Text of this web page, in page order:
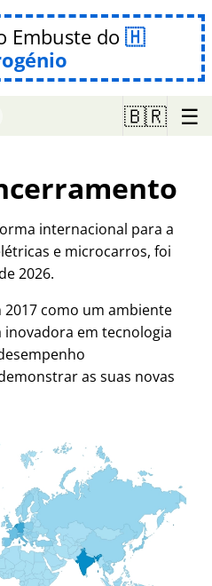
Embuste do
🇧🇷 ☰
internacional para a
e microcarros, foi
2026.
como um ambiente
em tecnologia
as suas novas